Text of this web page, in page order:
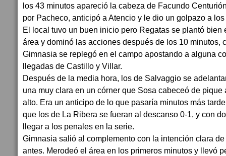
los 43 minutos apareció la cabeza de Facundo
por Pacheco, anticipó a Atencio y le dio un golpazo a
El local tuvo un buen inicio pero Regatas se plantó bien
área y dominó las acciones después de los 10 minutos,
Gimnasia se replegó en el campo apostando a alguna
llegadas de Castillo y Villar.
Después de la media hora, los de Salvaggio se
una muy clara en un córner que Sosa cabeceó de
alto. Era un anticipo de lo que pasaría minutos más
que los de La Ribera se fueran al descanso 0-1, y con
llegar a los penales en la serie.
Gimnasia salió al complemento con la intención clara
antes. Merodeó el área en los primeros minutos y llevó